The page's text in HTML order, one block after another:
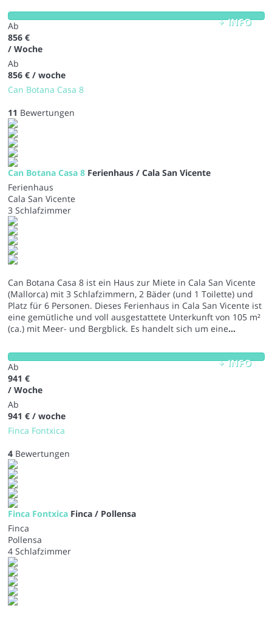
+ INFO
Ab
856 €
/ Woche
Ab
856 €/ woche
Can Botana Casa 8
11 Bewertungen
Can Botana Casa 8 Ferienhaus / Cala San Vicente
Ferienhaus
Cala San Vicente
3 Schlafzimmer
Can Botana Casa 8 ist ein Haus zur Miete in Cala San Vicente
(Mallorca) mit 3 Schlafzimmern, 2 Bäder (und 1 Toilette) und
Platz für 6 Personen. Dieses Ferienhaus in Cala San Vicente ist
eine gemütliche und voll ausgestattete Unterkunft von 105 m²
(ca.) mit Meer- und Bergblick. Es handelt sich um eine...
+ INFO
Ab
941 €
/ Woche
Ab
941 €/ woche
Finca Fontxica
4Bewertungen
Finca Fontxica Finca / Pollensa
Finca
Pollensa
4 Schlafzimmer